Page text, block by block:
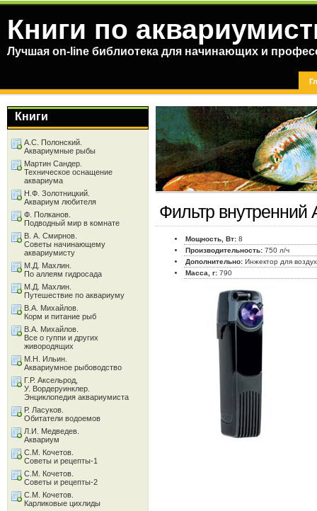
Книги по
Лучшая on-line библиотека для начинающих и
Фильтр внутренний
Мощность, Вт: 8
Производительность: 750 л/ч
Дополнительно: Инжектор для
Масса, г: 790
Книги
А.С. Полонский.
Аквариумные рыбы
Мартин Сандер.
Техническое оснащение
аквариума
Н.Ф. Золотницкий.
Аквариум любителя
Ф. Полканов.
Подводный мир в комнате
В. А. Смирнов.
Советы начинающему
аквариумисту
М.Д. Махлин.
По аллеям гидросада
М.Д. Махлин.
Путешествие по аквариуму
В.А. Михайлов.
Корм и питание рыб
В.А. Михайлов.
Все о гуппи и других
живородящих
М.Н. Ильин.
Аквариумное рыбоводство
Г.Р. Аксельрод,
У. Вордеруинклер.
Энциклопедия аквариумиста
Р. Ласуков.
Обитатели водоемов
Л.И. Медведев.
Аквариум
С.М. Кочетов.
Советы и рецепты-1
С.М. Кочетов.
Советы и рецепты-2
С.М. Кочетов.
Карликовые цихлиды